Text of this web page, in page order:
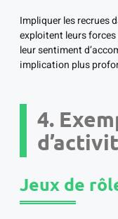
Impliquer les recrues
exploitent leurs
leur sentiment
implication plus
4.
Jeux de